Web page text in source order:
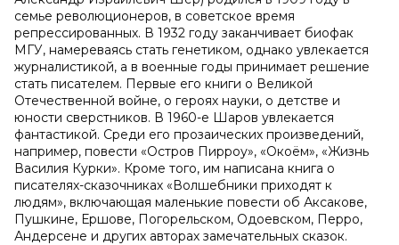
семье революционеров, в советское время
репрессированных. В 1932 году заканчивает биофак
МГУ, намереваясь стать генетиком, однако увлекается
журналистикой, а в военные годы принимает решение
стать писателем. Первые его книги о Великой
Отечественной войне, о героях науки, о детстве и
юности сверстников. В 1960-е Шаров увлекается
фантастикой. Среди его прозаических произведений,
например, повести «Остров Пирроу», «Окоём», «Жизнь
Василия Курки». Кроме того, им написана книга о
писателях-сказочниках «Волшебники приходят к
людям», включающая маленькие повести об Аксакове,
Пушкине, Ершове, Погорельском, Одоевском, Перро,
Андерсене и других авторах замечательных сказок.